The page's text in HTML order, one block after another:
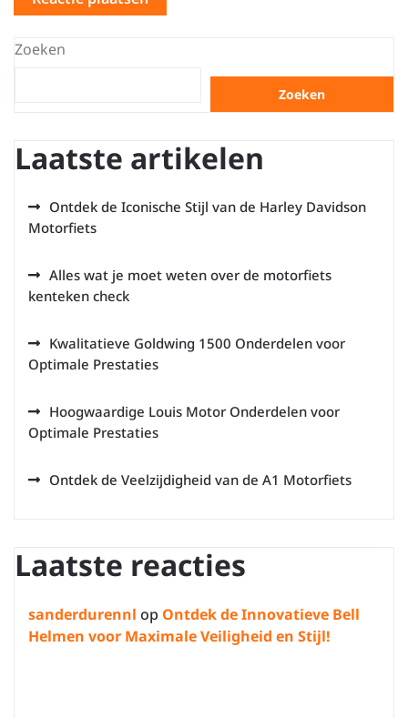
Zoeken
Zoeken
Laatste artikelen
Ontdek de Iconische Stijl van de Harley Davidson
Motorfiets
Alles wat je moet weten over de motorfiets
kenteken check
Kwalitatieve Goldwing 1500 Onderdelen voor
Optimale Prestaties
Hoogwaardige Louis Motor Onderdelen voor
Optimale Prestaties
Ontdek de Veelzijdigheid van de A1 Motorfiets
Laatste reacties
sanderdurennl op Ontdek de Innovatieve Bell
Helmen voor Maximale Veiligheid en Stijl!